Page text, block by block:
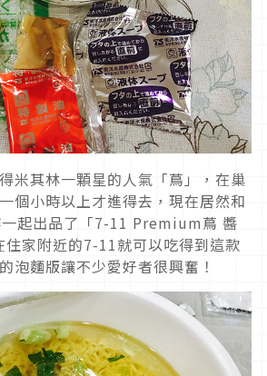
米其林一顆星的人氣「蔦」，在巢
個小時以上才進得去，現在居然和
起出品了「7-11 Premium蔦 醬
家附近的7-11就可以吃得到這款
泡麵版讓不少愛好者很興奮！